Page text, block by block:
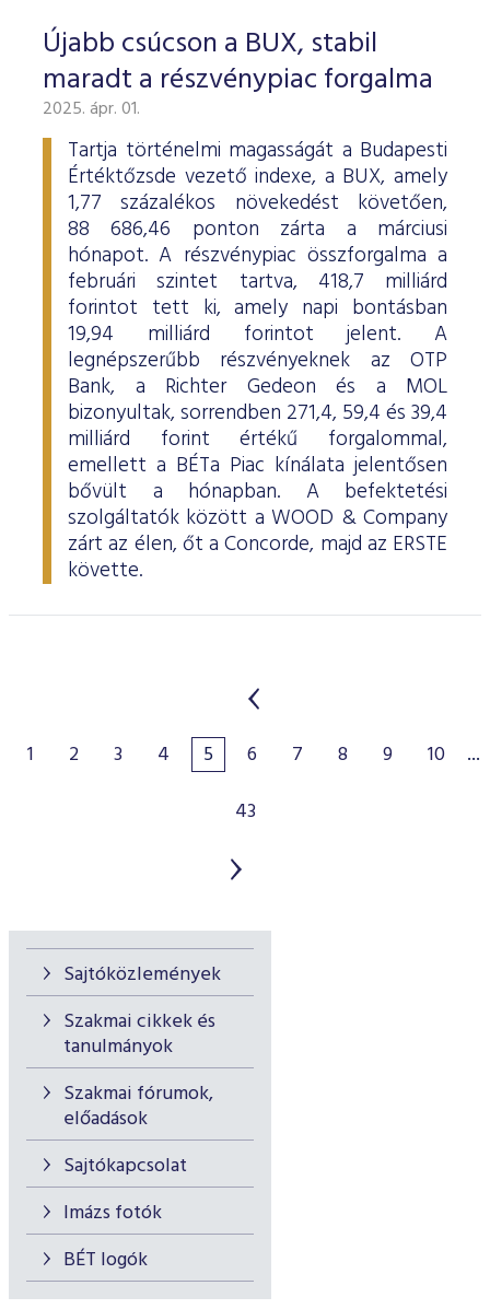
Sajtóközlemények
Szakmai cikkek és
tanulmányok
Szakmai fórumok,
előadások
Sajtókapcsolat
Imázs fotók
BÉT logók
Újabb csúcson a BUX, stabil
maradt a részvénypiac forgalma
2025. ápr. 01.
Tartja történelmi magasságát a Budapesti
Értéktőzsde vezető indexe, a BUX, amely
1,77 százalékos növekedést követően,
88 686,46 ponton zárta a márciusi
hónapot. A részvénypiac összforgalma a
februári szintet tartva, 418,7 milliárd
forintot tett ki, amely napi bontásban
19,94 milliárd forintot jelent. A
legnépszerűbb részvényeknek az OTP
Bank, a Richter Gedeon és a MOL
bizonyultak, sorrendben 271,4, 59,4 és 39,4
milliárd forint értékű forgalommal,
emellett a BÉTa Piac kínálata jelentősen
bővült a hónapban. A befektetési
szolgáltatók között a WOOD & Company
zárt az élen, őt a Concorde, majd az ERSTE
követte.
1 2 3 4 5 6 7 8 9 10
...
43